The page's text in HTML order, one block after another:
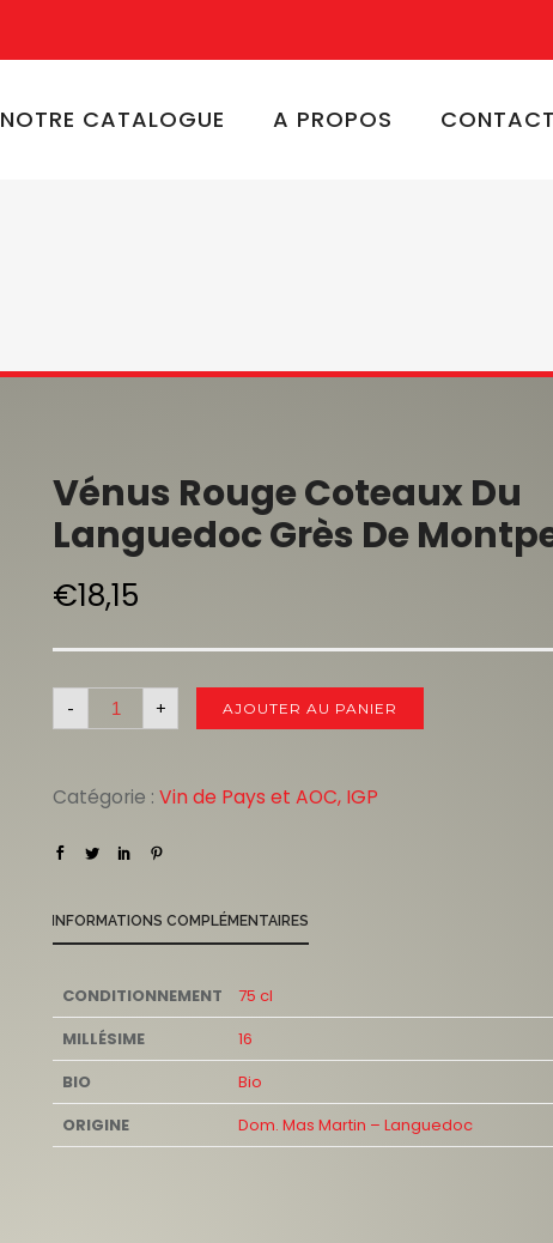
NOTRE CATALOGUE A PROPOS CONTACT
Vénus Rouge Coteaux Du
Languedoc Grès De
€18,15
- + AJOUTER AU PANIER
Catégorie :Vin de Pays et AOC, IGP
INFORMATIONS COMPLÉMENTAIRES
CONDITIONNEMENT
75 cl
MILLÉSIME
16
BIO
Bio
ORIGINE
Dom. Mas Martin – Languedoc